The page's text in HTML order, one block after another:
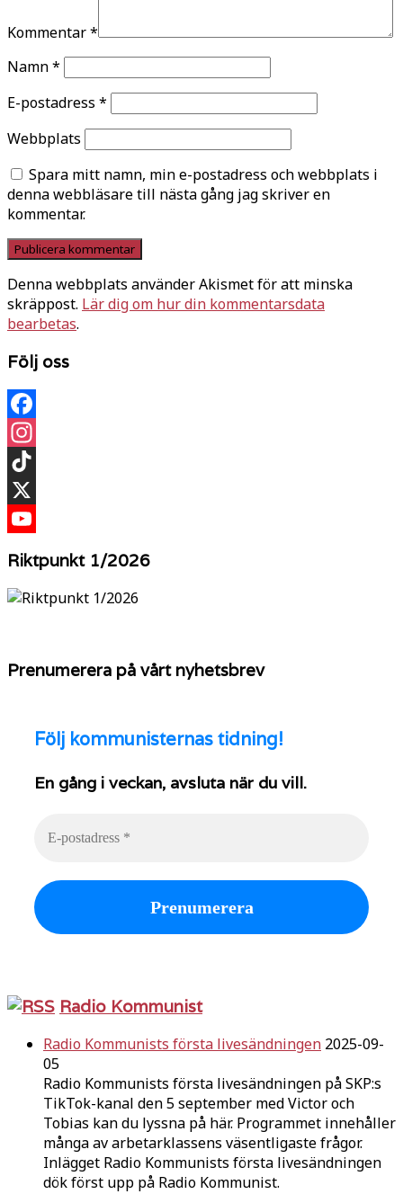
Kommentar*
Namn*
E-postadress *
Webbplats
Spara mitt namn, min e-postadress och webbplats i
denna webbläsare till nästa gång jag skriver en
kommentar.
Denna webbplats använder Akismet för att minska
skräppost. Lär dig om hur din kommentarsdata
bearbetas.
Följ oss
Facebook
Instagram
TikTok
X
Riktpunkt 1/2026
Prenumerera på vårt nyhetsbrev
Följ kommunisternas tidning!
En gång i veckan, avsluta när du vill.
Radio Kommunist
Radio Kommunists första livesändningen 2025-09-
05
Radio Kommunists första livesändningen på SKP:s
TikTok-kanal den 5 september med Victor och
Tobias kan du lyssna på här. Programmet innehåller
många av arbetarklassens väsentligaste frågor.
Inlägget Radio Kommunists första livesändningen
dök först upp på Radio Kommunist.